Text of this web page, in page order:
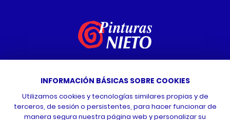
Contacta con nosotros
INFORMACIÓN BÁSICAS SOBRE COOKIES
Utilizamos cookies y tecnologías similares propias y de
terceros, de sesión o persistentes, para hacer funcionar de
manera segura nuestra página web y personalizar su